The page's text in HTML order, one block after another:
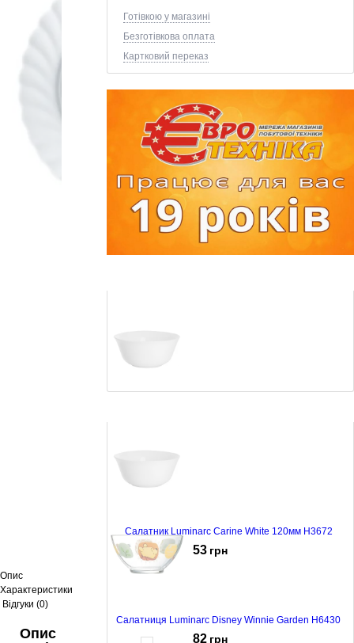
Готівкою у магазині
Безготівкова оплата
Картковий переказ
Салатник Luminarc Carine White 120мм H3672
53 грн
Салатниця Luminarc Disney Winnie Garden H6430
82 грн
Опис
Характеристики
Відгуки (0)
Опис